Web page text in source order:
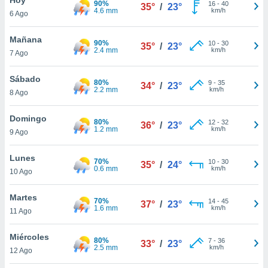
y
en
más
de
6 Ago
90%
4.6 mm
35° / 23° 16- 40
km/h
Mañana
7 Ago
90%
2.4 mm
35° / 23° 10- 30
km/h
Sábado
8 Ago
80%
2.2 mm
34° / 23° 9- 35
km/h
Domingo
9 Ago
80%
1.2 mm
36° / 23° 12- 32
km/h
Lunes
10 Ago
70%
0.6 mm
35° / 24° 10- 30
km/h
Martes
11 Ago
70%
1.6 mm
37° / 23° 14- 45
km/h
Miércoles
12 Ago
80%
2.5 mm
33° / 23° 7- 36
km/h